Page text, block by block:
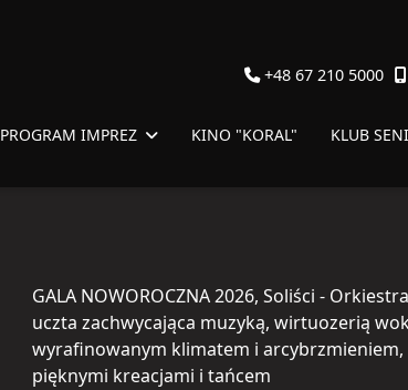
+48 67 210 5000
PROGRAM IMPREZ KINO "KORAL" KLUB
GALA NOWOROCZNA 2026, Soliści -
uczta zachwycająca muzyką, wirtuozerią
wyrafinowanym klimatem i arcybrzmieniem,
pięknymi kreacjami i tańcem